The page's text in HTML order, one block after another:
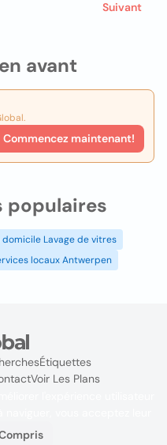
avant
Commencez maintenant!
Suivant
populaires
domicile Lavage de vitres
locaux Antwerpen
Étiquettes
Voir Les Plans
2024
vous acceptez leur